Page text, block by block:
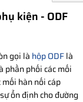
kiện - ODF
gọi là hộp ODFlà
phần phối các mối
mối hàn nối cáp
ổn định cho đường